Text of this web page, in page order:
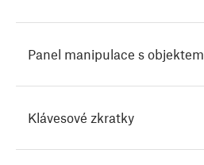
Panel manipulace s objektem
Klávesové zkratky